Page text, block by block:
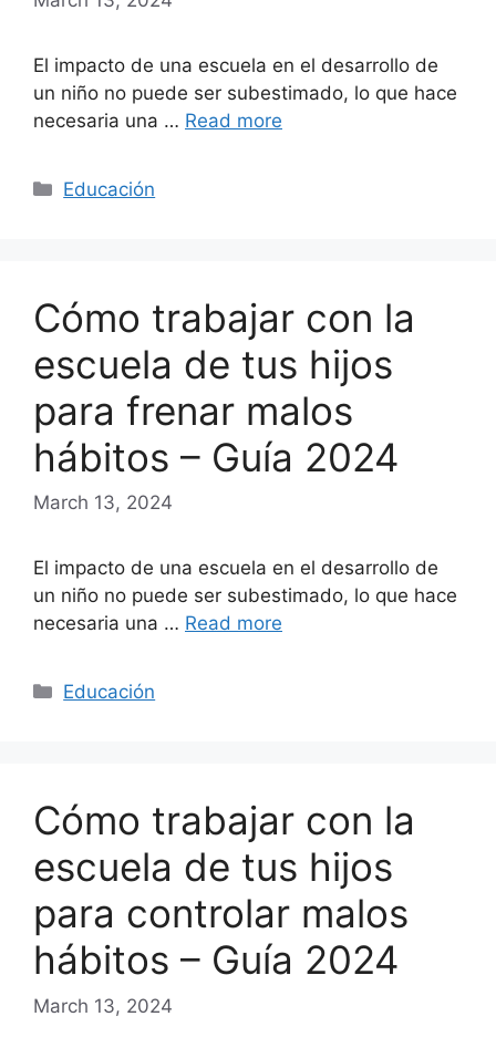
El impacto de una escuela en el desarrollo de
un niño no puede ser subestimado, lo que hace
necesaria una … Read more
Categories
Educación
Cómo trabajar con la
escuela de tus hijos
para frenar malos
hábitos – Guía 2024
March 13, 2024
El impacto de una escuela en el desarrollo de
un niño no puede ser subestimado, lo que hace
necesaria una … Read more
Categories
Educación
Cómo trabajar con la
escuela de tus hijos
para controlar malos
hábitos – Guía 2024
March 13, 2024